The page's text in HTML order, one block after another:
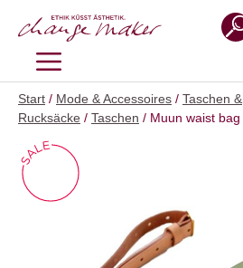
Inhalt
MENÜ
Start / Mode & Accessoires / Taschen &
Rucksäcke / Taschen / Muun waist bag